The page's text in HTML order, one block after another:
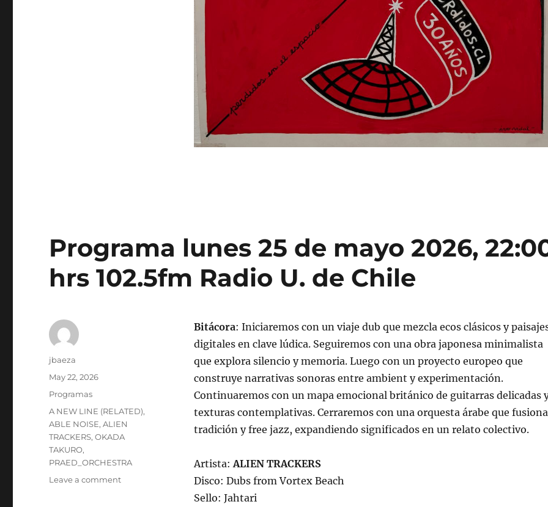
Programa lunes 25 de mayo 2026,
hrs 102.5fm Radio U. de Chile
Bitácora: Iniciaremos con un viaje dub que mezcla ecos clásicos y
digitales en clave lúdica. Seguiremos con una obra japonesa minimalista
que explora silencio y memoria. Luego con un proyecto europeo que
construye narrativas sonoras entre ambient y experimentación.
Continuaremos con un mapa emocional británico de guitarras delicadas
texturas contemplativas. Cerraremos con una orquesta árabe que fusiona
tradición y free jazz, expandiendo significados en un relato colectivo.
Artista: ALIEN TRACKERS
Disco: Dubs from Vortex Beach
Sello: Jahtari
Author
jbaeza
Posted
May 22, 2026
Categories
Programas
Tags
A NEW LINE (RELATED),
ABLE NOISE,ALIEN
TRACKERS,OKADA
TAKURO,
PRAED_ORCHESTRA
Leave a commenton